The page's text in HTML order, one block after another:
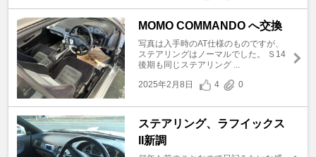
MOMO COMMANDO へ交換
写真は入手時のAT仕様のものですが、
ステアリングはノーマルでした。 Ｓ14
後期も同じステアリング ...
2025年2月8日
4 0
ステアリング、ラフイックス
II新調